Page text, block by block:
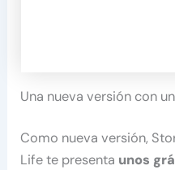
Una nueva versión con
Como nueva versión,
Life te presenta unos